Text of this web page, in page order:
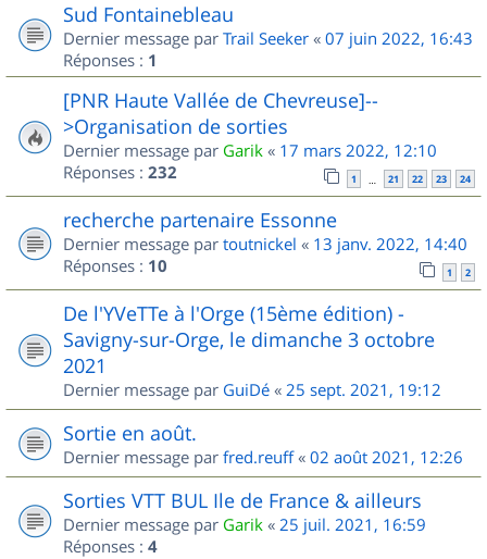
Sud Fontainebleau
Dernier message par Trail Seeker « 07 juin 2022, 16:43
Réponses : 1
[PNR Haute Vallée de Chevreuse]--
>Organisation de sorties
Dernier message par Garik « 17 mars 2022, 12:10
Réponses : 232 1 … 21 22 23 24
recherche partenaire Essonne
Dernier message par toutnickel « 13 janv. 2022, 14:40
Réponses : 10 1 2
De l'YVeTTe à l'Orge (15ème édition) -
Savigny-sur-Orge, le dimanche 3 octobre
2021
Dernier message par GuiDé « 25 sept. 2021, 19:12
Sortie en août.
Dernier message par fred.reuff« 02 août 2021, 12:26
Sorties VTT BUL Ile de France & ailleurs
Dernier message par Garik « 25 juil. 2021, 16:59
Réponses : 4